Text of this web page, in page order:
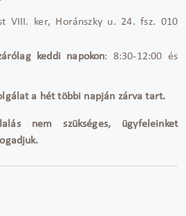
VIII. ker, Horánszky u. 24. fsz. 010
keddi napokon: 8:30-12:00 és
a hét többi napján zárva tart.
nem szükséges, ügyfeleinket